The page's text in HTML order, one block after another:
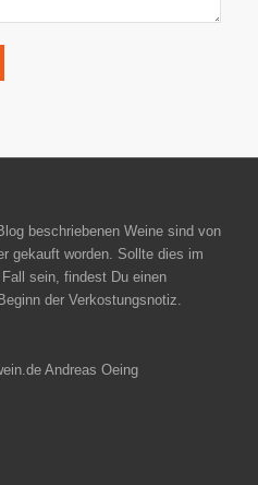
beschriebenen Weine sind von
gekauft worden. Sollte dies im
sein, findest Du einen
der Verkostungsnotiz.
Andreas Oeing